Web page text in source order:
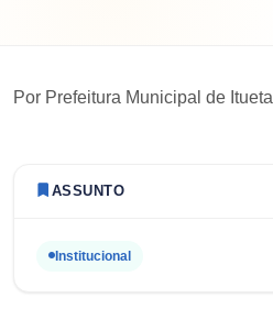
Por Prefeitura Municipal de Itueta
ASSUNTO
Institucional